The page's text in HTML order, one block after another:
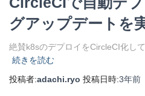
グアップデートを
絶賛k8sのデプロイをCircleCI化
続きを読む
投稿者:adachi.ryo 投稿日時:3年前